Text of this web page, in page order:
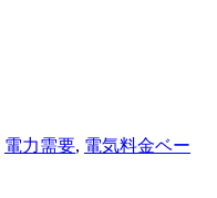
電力需要, 電気料金ベー